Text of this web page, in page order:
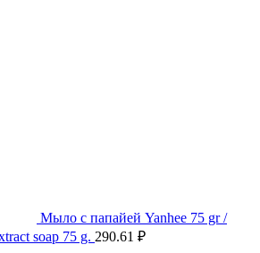
Мыло с папайей Yanhee 75 gr /
soap 75 g. 290.61 ₽